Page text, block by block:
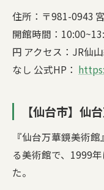
住所：〒981-0943
開館時間：
円 アクセス：JR仙
なし 公式HP：
【仙台市】仙
『仙台万華鏡美術
る美術館で、1999
た。